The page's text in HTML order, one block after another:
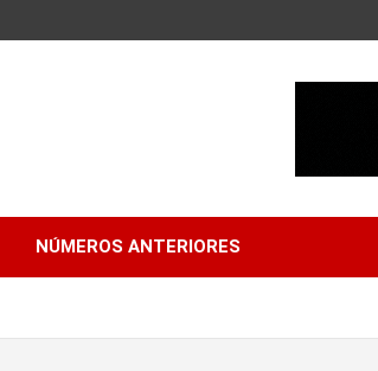
NÚMEROS ANTERIORES